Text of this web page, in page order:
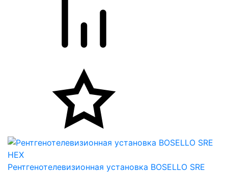
Рентгенотелевизионная установка BOSELLO SRE